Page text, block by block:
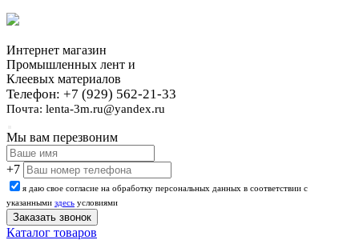
Интернет магазин
Промышленных лент и
Клеевых материалов
Телефон: +7 (929) 562-21-33
Почта: lenta-3m.ru@yandex.ru
Мы вам перезвоним
+7
я даю свое согласие на обработку персональных данных в соответствии с
указанными здесь условиями
Каталог товаров